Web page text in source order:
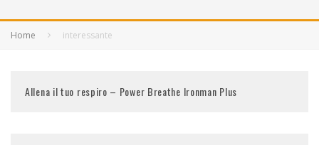
Home interessante
Allena il tuo respiro – Power Breathe Ironman Plus